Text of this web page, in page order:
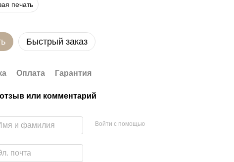
печать
Быстрый заказ
Оплата Гарантия
или комментарий
Войти с помощью